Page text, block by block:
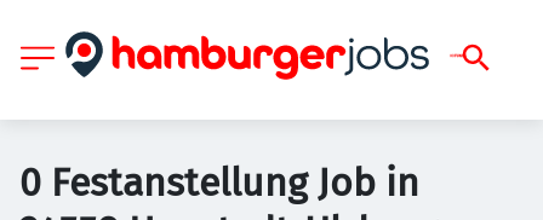
0 Festanstellung Job in